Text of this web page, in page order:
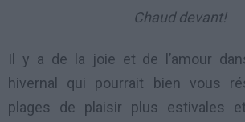
Chaud devant!
Il y a de la joie et de l’amour
hivernal qui pourrait bien vous
plages de plaisir plus estivales